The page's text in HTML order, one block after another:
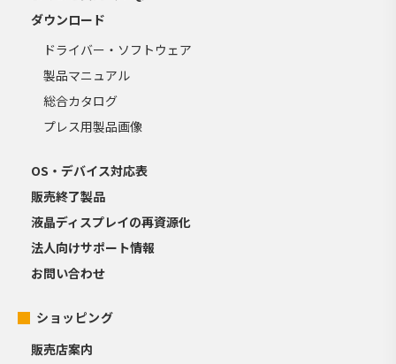
ダウンロード
ドライバー・ソフトウェア
製品マニュアル
総合カタログ
プレス用製品画像
OS・デバイス対応表
販売終了製品
液晶ディスプレイの再資源化
法人向けサポート情報
お問い合わせ
ショッピング
販売店案内